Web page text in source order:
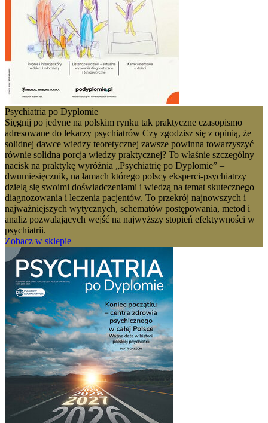
Psychiatria po Dyplomie
Sięgnij po jedyne na polskim rynku tak praktyczne czasopismo
adresowane do lekarzy psychiatrów Czy zgodzisz się z opinią, że
solidnej dawce wiedzy teoretycznej zawsze powinna towarzyszyć
równie solidna porcja wiedzy praktycznej? To właśnie szczególny
nacisk na praktykę wyróżnia „Psychiatrię po Dyplomie” –
dwumiesięcznik, na łamach którego polscy eksperci-psychiatrzy
dzielą się swoimi doświadczeniami i wiedzą na temat skutecznego
diagnozowania i leczenia pacjentów. To przekrój najnowszych i
najważniejszych wytycznych, schematów postępowania, metod i
analiz pozwalających wejść na najwyższy stopień efektywności w
psychiatrii.
Zobacz w sklepie